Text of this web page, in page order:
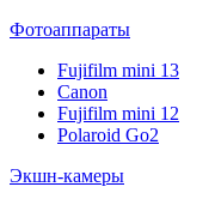
Фотоаппараты
Fujifilm mini 13
Canon
Fujifilm mini 12
Polaroid Go2
Экшн-камеры